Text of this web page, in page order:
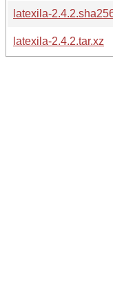
latexila-
latexila-2.4.2.tar.xz